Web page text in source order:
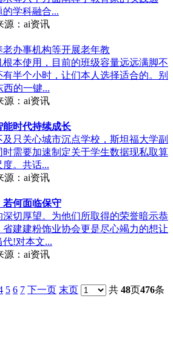
学科融合...
源：ai资讯
办事机构等开展老年教
根本使用，目前的班级容量远远满脚不
半个小时，让们本人选择适合的。别
西的一键...
源：ai资讯
时代持续成长
只关心城市沉点学校，斯坦福大学副
需要加速制定关于学生数据现私取算
。共话...
源：ai资讯
若何面临保守
切厚望。为他们所取得的荣誉暗示恭
建建粉饰业协会更是尽心竭力的想让
!对本文...
源：ai资讯
5 6 7 下一页 末页 共 48页476条